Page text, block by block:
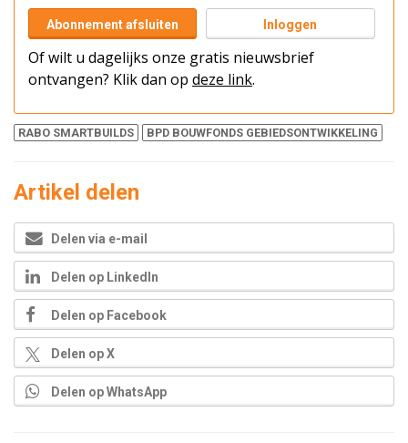
Abonnement afsluiten Inloggen
Of wilt u dagelijks onze gratis nieuwsbrief
ontvangen? Klik dan op deze link.
RABO SMARTBUILDS BPD BOUWFONDS GEBIEDSONTWIKKELING
Artikel delen
Delen via e-mail
Delen op LinkedIn
Delen op Facebook
Delen op X
Delen op WhatsApp